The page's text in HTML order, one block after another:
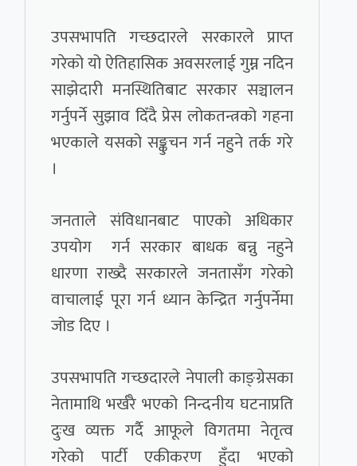
उपसभापति गच्छदारले सरकारले प्राप्त
गरेको यो ऐतिहासिक अवसरलाई गुम्न नदिन
साझेदारी मनस्थितिबाट सरकार सञ्चालन
गर्नुपर्ने सुझाव दिँदै प्रेस लोकतन्त्रको गहना
भएकाले यसको सङ्कुचन गर्न नहुने तर्क गरे
।
जनताले संविधानबाट पाएको अधिकार
उपयोग गर्न सरकार बाधक बन्नु नहुने
धारणा राख्दै सरकारले जनतासँग गरेको
वाचालाई पूरा गर्न ध्यान केन्द्रित गर्नुपर्नेमा
जोड दिए ।
उपसभापति गच्छदारले नेपाली काङ्ग्रेसका
नेतामाथि भर्खरै भएको निन्दनीय घटनाप्रति
दुःख व्यक्त गर्दै आफूले विगतमा नेतृत्व
गरेको पार्टी एकीकरण हुँदा भएको